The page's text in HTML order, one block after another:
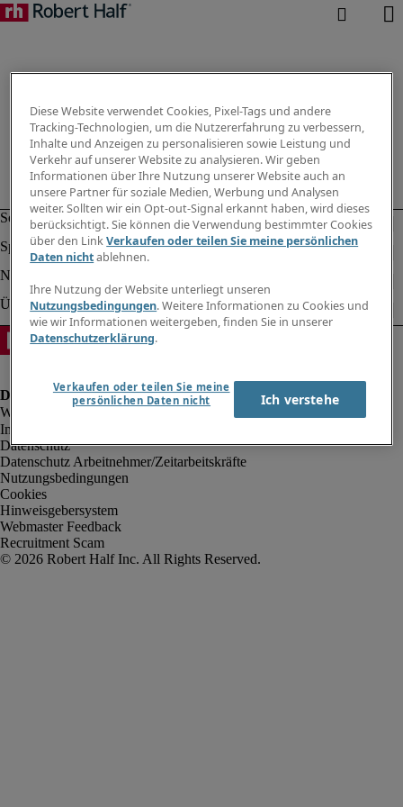
Impressum
Datenschutz
Datenschutz Arbeitnehmer/Zeitarbeitskräfte
Nutzungsbedingungen
Cookies
Hinweisgebersystem
Webmaster Feedback
Recruitment Scam
Diese Website verwendet Cookies, Pixel-Tags und andere
Tracking-Technologien, um die Nutzererfahrung zu verbessern,
Inhalte und Anzeigen zu personalisieren sowie Leistung und
Verkehr auf unserer Website zu analysieren. Wir geben
Informationen über Ihre Nutzung unserer Website auch an
unsere Partner für soziale Medien, Werbung und Analysen
weiter. Sollten wir ein Opt-out-Signal erkannt haben, wird dieses
berücksichtigt. Sie können die Verwendung bestimmter Cookies
über den LinkVerkaufen oder teilen Sie meine persönlichen
Daten nichtablehnen.
Ihre Nutzung der Website unterliegt unseren
Nutzungsbedingungen. Weitere Informationen zu Cookies und
wie wir Informationen weitergeben, finden Sie in unserer
Datenschutzerklärung.
Verkaufen oder teilen Sie meine
persönlichen Daten nicht
Ich verstehe